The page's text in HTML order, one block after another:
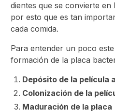
dientes que se convierte en
por esto que es tan
cada comida.
Para entender un poco
formación de la placa
Depósito de la película
Colonización de la
Maduración de la placa